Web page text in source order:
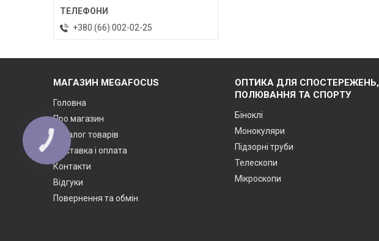
+380 (66) 002-02-25
МАГАЗИН MEGAFOCUS
Головна
Про магазин
Каталог товарів
Доставка і оплата
Контакти
Відгуки
Повернення та обмін
ОПТИКА ДЛЯ СПОСТЕРЕЖЕНЬ,
ПОЛЮВАННЯ ТА СПОРТУ
Біноклі
Монокуляри
Підзорні труби
Телескопи
Мікроскопи
КНОПКА
ЗВ'ЯЗКУ